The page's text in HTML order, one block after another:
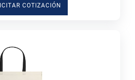
COTIZACIÓN